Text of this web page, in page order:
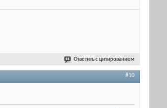
Ответить с цитированием
#10